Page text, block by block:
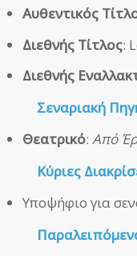
Αυθεντικός
Διεθνής Τίτλος:
Διεθνής
Σεναριακή
Θεατρικό:Από
Κύριες
Υποψήφιο για